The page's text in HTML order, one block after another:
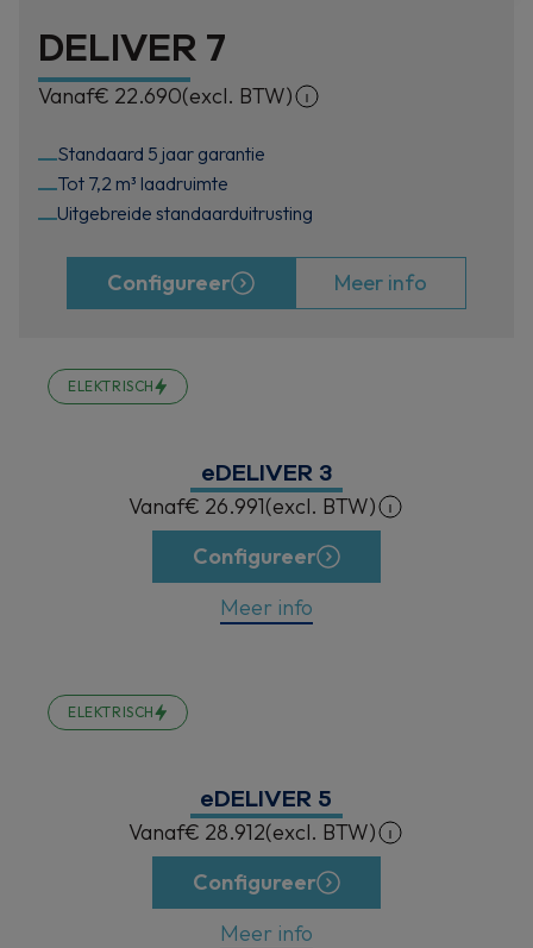
DELIVER 7
Vanaf€ 22.690(excl. BTW)
Standaard 5 jaar garantie
Tot 7,2 m³ laadruimte
Uitgebreide standaarduitrusting
Configureer Meer info
ELEKTRISCH
eDELIVER 3
Vanaf€ 26.991(excl. BTW)
Configureer
Meer info
ELEKTRISCH
eDELIVER 5
Vanaf€ 28.912(excl. BTW)
Configureer
Meer info